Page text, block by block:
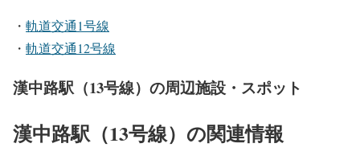
・ 軌道交通1号線
・ 軌道交通12号線
漢中路駅（13号線）の周辺施設・スポット
漢中路駅（13号線）の関連情報